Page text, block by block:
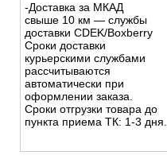
-Доставка за МКАД
свыше 10 км — службы
доставки CDEK/Boxberry
Сроки доставки
курьерскими службами
рассчитываются
автоматически при
оформлении заказа.
Сроки отгрузки товара до
пункта приема ТК: 1-3 дня.